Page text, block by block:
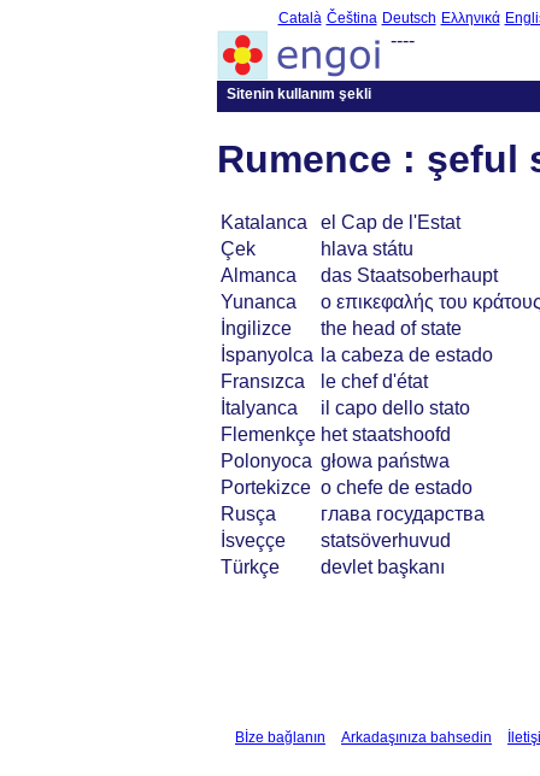
Català Čeština Deutsch Ελληνικά
----
Sitenin kullanım şekli
Rumence : şeful
Katalanca
el Cap de l'Estat
Çek
hlava státu
Almanca
das Staatsoberhaupt
Yunanca
ο επικεφαλής του
İngilizce
the head of state
İspanyolca
la cabeza de estado
Fransızca
le chef d'état
İtalyanca
il capo dello stato
Flemenkçe het staatshoofd
Polonyoca głowa państwa
Portekizce o chefe de estado
Rusça
глава государства
İsveççe
statsöverhuvud
Türkçe
devlet başkanı
Bİze bağlanın Arkadaşınıza bahsedin